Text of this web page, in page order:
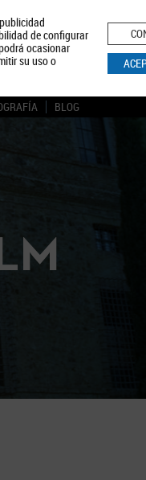
de configurar
ocasionar
su uso o
Privacidad Aviso Legal
BLOG